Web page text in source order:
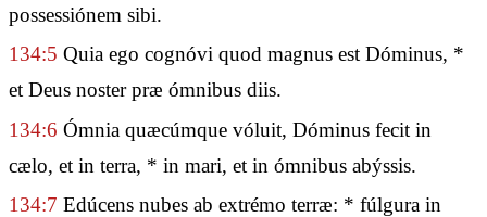
possessiónem sibi.
134:5 Quia ego cognóvi quod magnus est Dóminus, *
et Deus noster præ ómnibus diis.
134:6 Ómnia quæcúmque vóluit, Dóminus fecit in
cælo, et in terra, * in mari, et in ómnibus abýssis.
134:7 Edúcens nubes ab extrémo terræ: * fúlgura in